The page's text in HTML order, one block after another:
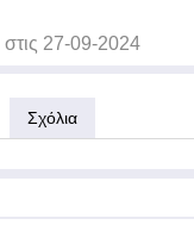
στις 27-09-2024
Σχόλια